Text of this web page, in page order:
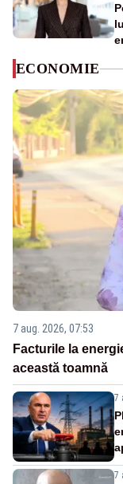
ECONOMIE
7 aug. 2026, 07:53
Facturile la
această toamnă
7
7